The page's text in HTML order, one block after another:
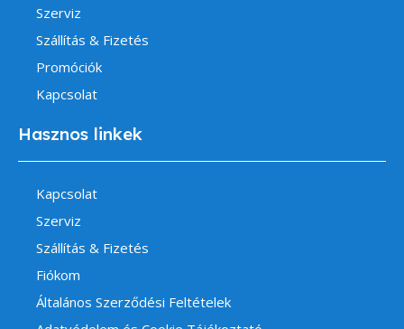
Szerviz
Szállítás & Fizetés
Promóciók
Kapcsolat
Hasznos linkek
Kapcsolat
Szerviz
Szállítás & Fizetés
Fiókom
Általános Szerződési Feltételek